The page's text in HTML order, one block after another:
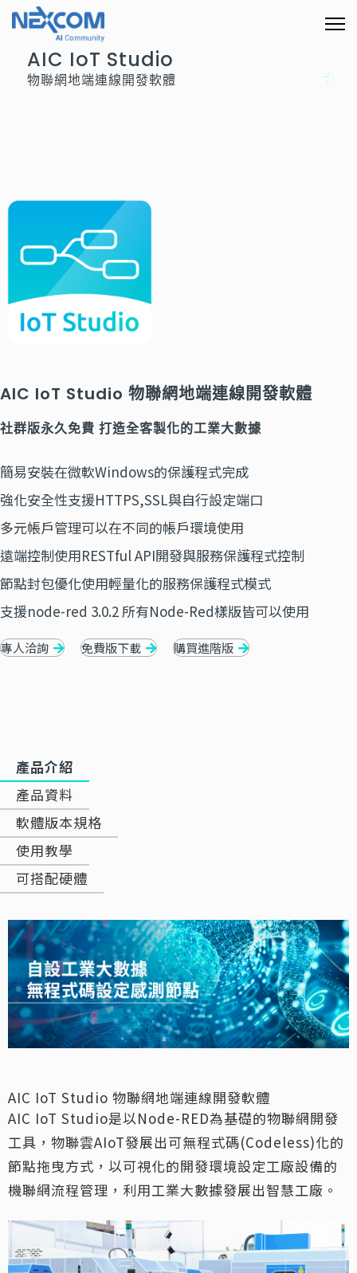
AIC IoT Studio
物聯網地端連線開發軟體
AIC IoT Studio 物聯網地端連線開發軟體
社群版永久免費 打造全客製化的工業大數據
簡易安裝在微軟Windows的保護程式完成
強化安全性支援HTTPS,SSL與自行設定端口
多元帳戶管理可以在不同的帳戶環境使用
遠端控制使用RESTful API開發與服務保護程式控制
節點封包優化使用輕量化的服務保護程式模式
支援node-red 3.0.2 所有Node-Red樣版皆可以使用
專人洽詢 免費版下載 購買進階版
產品介紹
產品資料
軟體版本規格
使用教學
可搭配硬體
AIC IoT Studio 物聯網地端連線開發軟體
AIC IoT Studio是以Node-RED為基礎的物聯網開發
工具，物聯雲AIoT發展出可無程式碼(Codeless)化的
節點拖曳方式，以可視化的開發環境設定工廠設備的
機聯網流程管理，利用工業大數據發展出智慧工廠。